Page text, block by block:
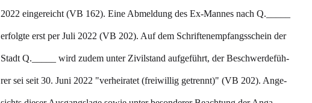
2022 eingereicht (VB 162). Eine Abmeldung des Ex-Mannes nach Q._____
erfolgte erst per Juli 2022 (VB 202). Auf dem Schriftenempfangsschein der
Stadt Q._____ wird zudem unter Zivilstand aufgeführt, der Beschwerdefüh-
rer sei seit 30. Juni 2022 "verheiratet (freiwillig getrennt)" (VB 202). Ange-